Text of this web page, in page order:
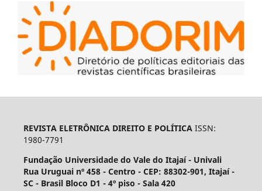
REVISTA ELETRÔNICA DIREITO E POLÍTICAISSN:
1980-7791
Fundação Universidade do Vale do Itajaí - Univali
Rua Uruguai nº 458 - Centro - CEP: 88302-901, Itajaí­ -
SC - Brasil Bloco D1 - 4º piso - Sala 420